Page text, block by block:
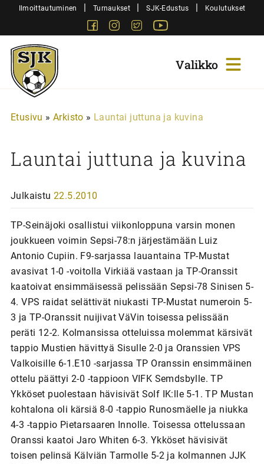
SiirryIlmoittautuminen | Turnaukset | SJK-Edustus | Koulutukset
FacebookInstagram
Twitter
Sjk-
Juniorit
Etusivu » Arkisto » Launtai juttuna ja kuvina
Launtai juttuna ja kuvina
Julkaistu 22.5.2010
TP-Seinäjoki osallistui viikonloppuna varsin monen
joukkueen voimin Sepsi-78:n järjestämään Luiz
Antonio Cupiin. F9-sarjassa lauantaina TP-Mustat
avasivat 1-0 -voitolla Virkiää vastaan ja TP-Oranssit
kaatoivat ensimmäisessä pelissään Sepsi-78 Sinisen 5-
4. VPS raidat selättivät niukasti TP-Mustat numeroin 5-
3 ja TP-Oranssit nuijivat VäVin toisessa pelissään
peräti 12-2. Kolmansissa otteluissa molemmat kärsivät
tappio Mustien hävittyä Sisulle 2-0 ja Oranssien VPS
Valkoisille 6-1.E10 -sarjassa TP Oranssin ensimmäinen
ottelu päättyi 2-0 -tappioon VIFK Semdsbylle. TP
Ykköset puolestaan hävisivät Solf IK:lle 5-1. TP Mustan
kohtalona oli kärsiä 8-0 -tappio Runosmäelle ja niukka
4-3 -tappio Pietarsaaren Innolle. Toisessa ottelussaan
Oranssi kaatoi Jaro Whiten 6-3. Ykköset hävisivät
toisen pelinsä Kälviän Tarmolle 5-2 ja kolmannen JJK